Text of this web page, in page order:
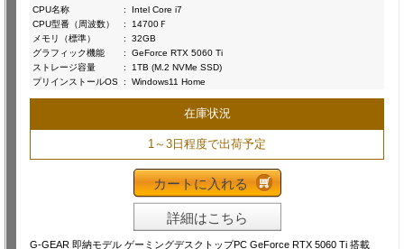
CPU名称
:
Intel Core i7
CPU型番（周波数）
:
14700Ｆ
メモリ（標準）
:
32GB
グラフィック機能
:
GeForce RTX 5060 Ti
ストレージ容量
:
1TB (M.2 NVMe SSD)
プリインストールOS : Windows11 Home
在庫状況
1～3日程度で出荷予定
カートに入れる
詳細はこちら
G-GEAR 即納モデル ゲーミングデスクトップPC GeForce RTX 5060 Ti 搭載